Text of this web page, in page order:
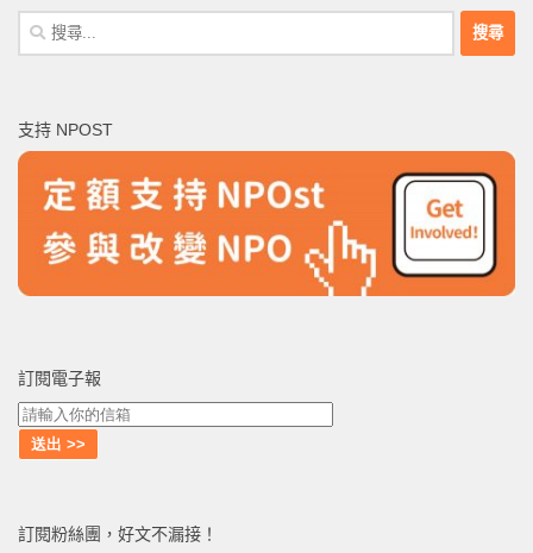
搜
尋
字:
支持 NPOST
訂閱電子報
訂閱粉絲團，好文不漏接！